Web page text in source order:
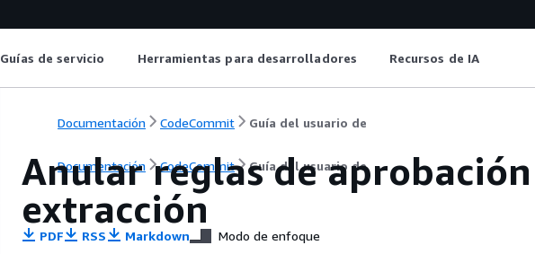
Guías de servicio Herramientas para desarrolladores Recursos de IA
Documentación CodeCommit Guía del usuario de
Documentación CodeCommit Guía del usuario de
Anular reglas de
extracción
PDF RSS Markdown Modo de enfoque